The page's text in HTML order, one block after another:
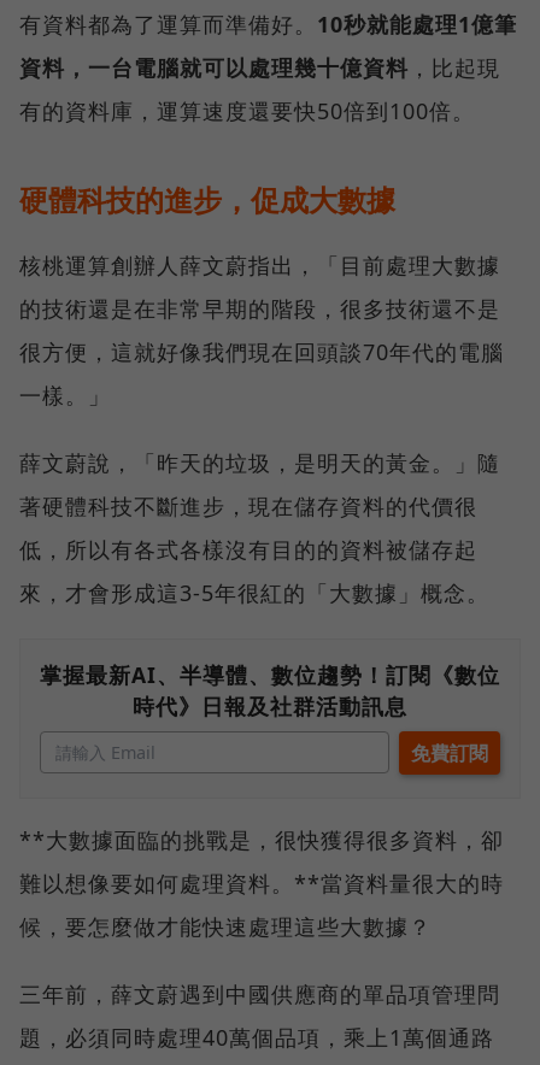
有資料都為了運算而準備好。 10秒就能處理1億筆
資料，一台電腦就可以處理幾十億資料 ，比起現
有的資料庫，運算速度還要快50倍到100倍。
硬體科技的進步，促成大數據
核桃運算創辦人薛文蔚指出，「目前處理大數據
的技術還是在非常早期的階段，很多技術還不是
很方便，這就好像我們現在回頭談70年代的電腦
一樣。」
薛文蔚說，「昨天的垃圾，是明天的黃金。」隨
著硬體科技不斷進步，現在儲存資料的代價很
低，所以有各式各樣沒有目的的資料被儲存起
來，才會形成這3-5年很紅的「大數據」概念。
掌握最新AI、半導體、數位趨勢！訂閱《數位
時代》日報及社群活動訊息
**大數據面臨的挑戰是，很快獲得很多資料，卻
難以想像要如何處理資料。**當資料量很大的時
候，要怎麼做才能快速處理這些大數據？
三年前，薛文蔚遇到中國供應商的單品項管理問
題，必須同時處理40萬個品項，乘上1萬個通路